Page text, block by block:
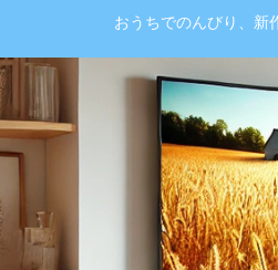
おうちでのんびり、新